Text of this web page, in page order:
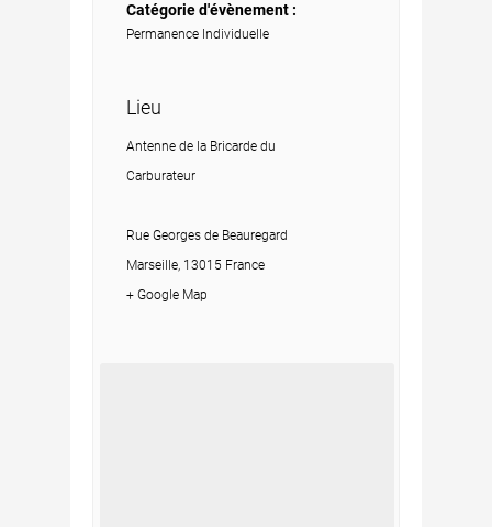
Catégorie d'évènement :
Permanence Individuelle
Lieu
Antenne de la Bricarde du
Carburateur
Rue Georges de Beauregard
Marseille, 13015 France
+ Google Map